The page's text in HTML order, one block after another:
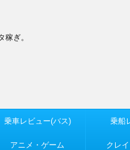
ぎ。
乗車レビュー(バス) 乗船
アニメ・ゲーム クレ